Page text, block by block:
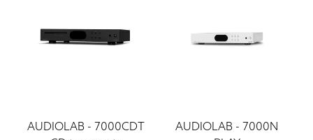
AUDIOLAB -7000CDT
AUDIOLAB -7000N